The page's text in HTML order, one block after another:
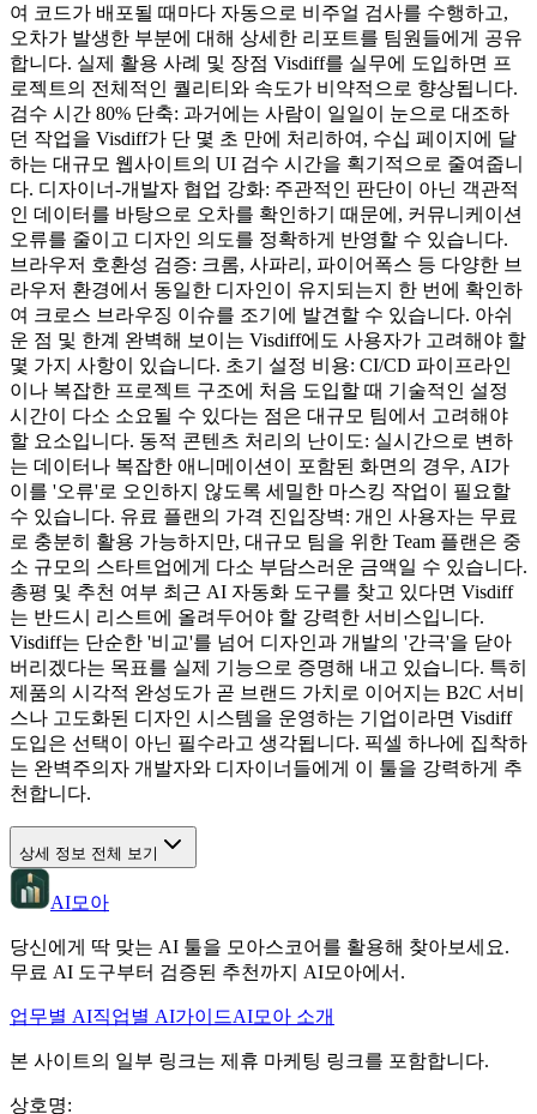
여 코드가 배포될 때마다 자동으로 비주얼 검사를 수행하고,
오차가 발생한 부분에 대해 상세한 리포트를 팀원들에게 공유
합니다. 실제 활용 사례 및 장점 Visdiff를 실무에 도입하면 프
로젝트의 전체적인 퀄리티와 속도가 비약적으로 향상됩니다.
검수 시간 80% 단축: 과거에는 사람이 일일이 눈으로 대조하
던 작업을 Visdiff가 단 몇 초 만에 처리하여, 수십 페이지에 달
하는 대규모 웹사이트의 UI 검수 시간을 획기적으로 줄여줍니
다. 디자이너-개발자 협업 강화: 주관적인 판단이 아닌 객관적
인 데이터를 바탕으로 오차를 확인하기 때문에, 커뮤니케이션
오류를 줄이고 디자인 의도를 정확하게 반영할 수 있습니다.
브라우저 호환성 검증: 크롬, 사파리, 파이어폭스 등 다양한 브
라우저 환경에서 동일한 디자인이 유지되는지 한 번에 확인하
여 크로스 브라우징 이슈를 조기에 발견할 수 있습니다. 아쉬
운 점 및 한계 완벽해 보이는 Visdiff에도 사용자가 고려해야 할
몇 가지 사항이 있습니다. 초기 설정 비용: CI/CD 파이프라인
이나 복잡한 프로젝트 구조에 처음 도입할 때 기술적인 설정
시간이 다소 소요될 수 있다는 점은 대규모 팀에서 고려해야
할 요소입니다. 동적 콘텐츠 처리의 난이도: 실시간으로 변하
는 데이터나 복잡한 애니메이션이 포함된 화면의 경우, AI가
이를 '오류'로 오인하지 않도록 세밀한 마스킹 작업이 필요할
수 있습니다. 유료 플랜의 가격 진입장벽: 개인 사용자는 무료
로 충분히 활용 가능하지만, 대규모 팀을 위한 Team 플랜은 중
소 규모의 스타트업에게 다소 부담스러운 금액일 수 있습니다.
총평 및 추천 여부 최근 AI 자동화 도구를 찾고 있다면 Visdiff
는 반드시 리스트에 올려두어야 할 강력한 서비스입니다.
Visdiff는 단순한 '비교'를 넘어 디자인과 개발의 '간극'을 닫아
버리겠다는 목표를 실제 기능으로 증명해 내고 있습니다. 특히
제품의 시각적 완성도가 곧 브랜드 가치로 이어지는 B2C 서비
스나 고도화된 디자인 시스템을 운영하는 기업이라면 Visdiff
도입은 선택이 아닌 필수라고 생각됩니다. 픽셀 하나에 집착하
는 완벽주의자 개발자와 디자이너들에게 이 툴을 강력하게 추
천합니다.
상세 정보 전체 보기
AI모아
당신에게 딱 맞는 AI 툴을 모아스코어를 활용해 찾아보세요.
무료 AI 도구부터 검증된 추천까지 AI모아에서.
업무별 AI직업별 AI가이드AI모아 소개
본 사이트의 일부 링크는 제휴 마케팅 링크를 포함합니다.
상호명: